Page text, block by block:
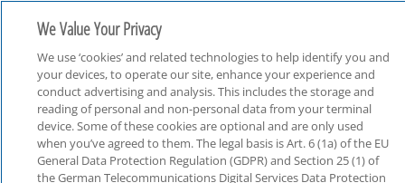
Consulting
We Value Your Privacy
We use ‘cookies’ and related technologies to help identify you and
your devices, to operate our site, enhance your experience and
conduct advertising and analysis. This includes the storage and
reading of personal and non-personal data from your terminal
device. Some of these cookies are optional and are only used
when you’ve agreed to them. The legal basis is Art. 6 (1a) of the EU
General Data Protection Regulation (GDPR) and Section 25 (1) of
the German Telecommunications Digital Services Data Protection